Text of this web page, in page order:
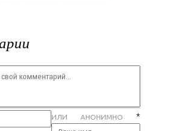
ИЛИ АНОНИМНО *